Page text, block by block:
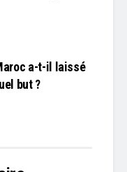
a-t-il laissé
but ?